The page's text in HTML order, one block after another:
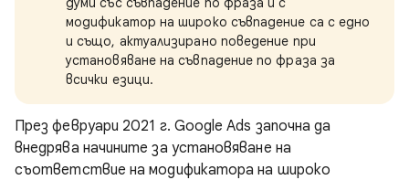
модификатор на широко съвпадение са с едно
и също, актуализирано поведение при
установяване на съвпадение по фраза за
всички езици.
През февруари 2021 г. Google Ads започна да
внедрява начините за установяване на
съответствие на модификатора на широко